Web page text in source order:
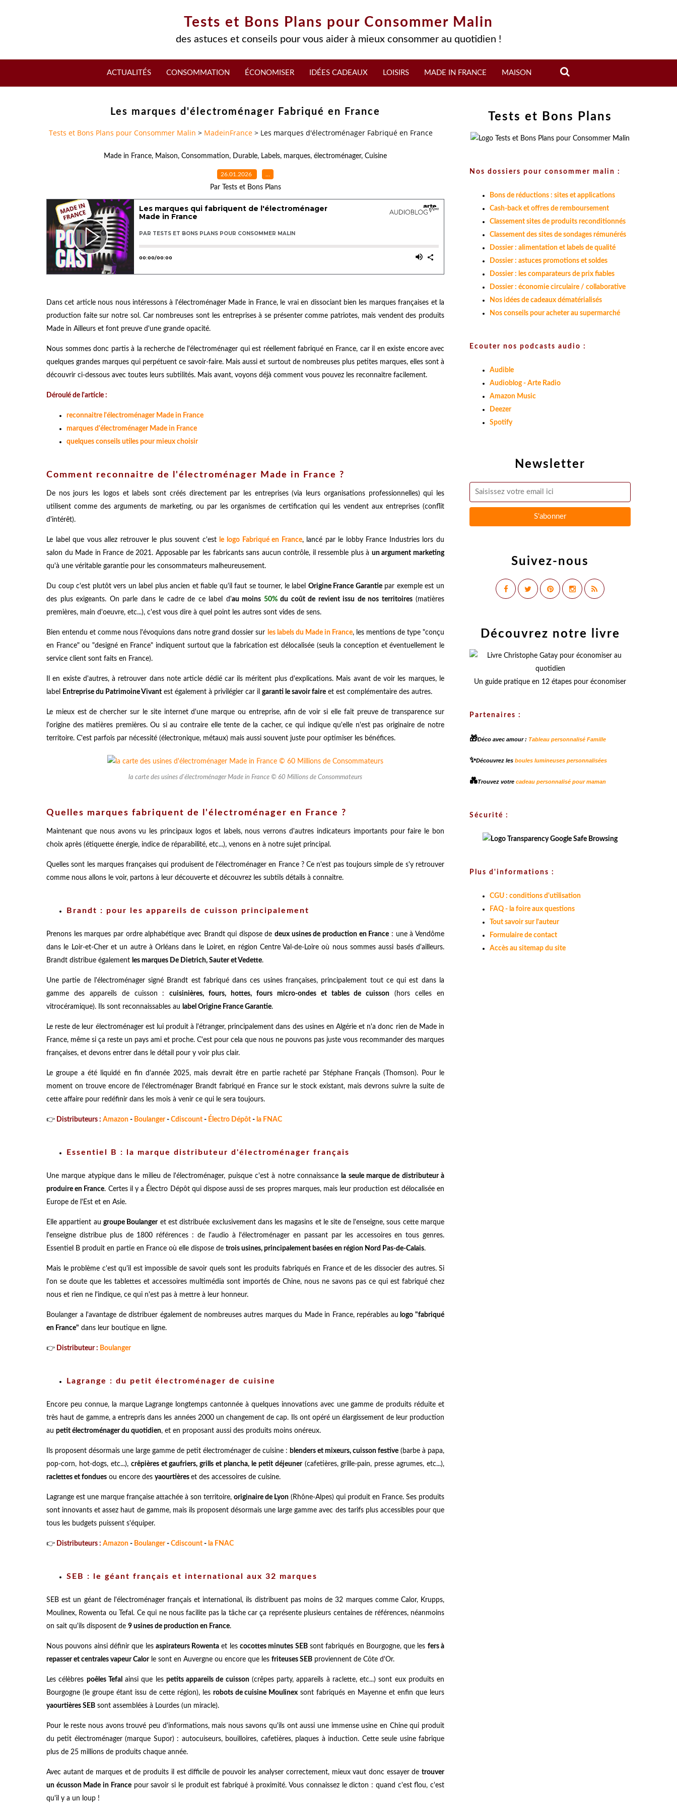
Tests et Bons Plans pour Consommer Malin
des astuces et conseils pour vous aider à mieux consommer au quotidien !
ACTUALITÉS CONSOMMATION ÉCONOMISER IDÉES CADEAUX LOISIRS MADE IN FRANCE MAISON
Les marques d'électroménager Fabriqué en France
Tests et Bons Plans pour Consommer Malin > MadeinFrance > Les marques d'électroménager Fabriqué en France
Made in France, Maison, Consommation, Durable, Labels, marques, électroménager, Cuisine
26.01.2026 …
Par Tests et Bons Plans
Dans cet article nous nous intéressons à l'électroménager Made in France, le vrai en dissociant bien les marques françaises et la
production faite sur notre sol. Car nombreuses sont les entreprises à se présenter comme patriotes, mais vendent des produits
Made in Ailleurs et font preuve d'une grande opacité.
Nous sommes donc partis à la recherche de l'électroménager qui est réellement fabriqué en France, car il en existe encore avec
quelques grandes marques qui perpétuent ce savoir-faire. Mais aussi et surtout de nombreuses plus petites marques, elles sont à
découvrir ci-dessous avec toutes leurs subtilités. Mais avant, voyons déjà comment vous pouvez les reconnaitre facilement.
Déroulé de l'article :
reconnaitre l'électroménager Made in France
marques d'électroménager Made in France
quelques conseils utiles pour mieux choisir
Comment reconnaitre de l'électroménager Made in France ?
De nos jours les logos et labels sont créés directement par les entreprises (via leurs organisations professionnelles) qui les
utilisent comme des arguments de marketing, ou par les organismes de certification qui les vendent aux entreprises (conflit
d'intérêt).
Le label que vous allez retrouver le plus souvent c'est le logo Fabriqué en France, lancé par le lobby France Industries lors du
salon du Made in France de 2021. Apposable par les fabricants sans aucun contrôle, il ressemble plus à un argument marketing
qu'à une véritable garantie pour les consommateurs malheureusement.
Du coup c'est plutôt vers un label plus ancien et fiable qu'il faut se tourner, le label Origine France Garantiepar exemple est un
des plus exigeants. On parle dans le cadre de ce label d'au moins 50%du coût de revient issu de nos territoires(matières
premières, main d'oeuvre, etc...), c'est vous dire à quel point les autres sont vides de sens.
Bien entendu et comme nous l'évoquions dans notre grand dossier sur les labels du Made in France, les mentions de type "conçu
en France" ou "designé en France" indiquent surtout que la fabrication est délocalisée (seuls la conception et éventuellement le
service client sont faits en France).
Il en existe d'autres, à retrouver dans note article dédié car ils méritent plus d'explications. Mais avant de voir les marques, le
label
Entreprise du Patrimoine Vivant est également à privilégier car il garanti le savoir faire et est complémentaire des autres.
Le mieux est de chercher sur le site internet d'une marque ou entreprise, afin de voir si elle fait preuve de transparence sur
l'origine des matières premières. Ou si au contraire elle tente de la cacher, ce qui indique qu'elle n'est pas originaire de notre
territoire. C'est parfois par nécessité (électronique, métaux) mais aussi souvent juste pour optimiser les bénéfices.
la carte des usines d'électroménager Made in France © 60 Millions de Consommateurs
Quelles marques fabriquent de l'électroménager en France ?
Maintenant que nous avons vu les principaux logos et labels, nous verrons d'autres indicateurs importants pour faire le bon
choix après (étiquette énergie, indice de réparabilité, etc...), venons en à notre sujet principal.
Quelles sont les marques françaises qui produisent de l'électroménager en France ? Ce n'est pas toujours simple de s'y retrouver
comme nous allons le voir, partons à leur découverte et découvrez les subtils détails à connaitre.
Brandt : pour les appareils de cuisson principalement
Prenons les marques par ordre alphabétique avec Brandt qui dispose dedeux usines de production en France : une à Vendôme
dans le Loir-et-Cher et un autre à Orléans dans le Loiret, en région Centre Val-de-Loire où nous sommes aussi basés d'ailleurs.
Brandt distribue également les marques De Dietrich, Sauter et Vedette.
Une partie de l'électroménager signé Brandt est fabriqué dans ces usines françaises, principalement tout ce qui est dans la
gamme des appareils de cuisson :cuisinières, fours, hottes, fours micro-ondes et tables de cuisson (hors celles en
vitrocéramique). Ils sont reconnaissables au label Origine France Garantie.
Le reste de leur électroménager est lui produit à l'étranger, principalement dans des usines en Algérie et n'a donc rien de Made in
France, même si ça reste un pays ami et proche. C'est pour cela que nous ne pouvons pas juste vous recommander des marques
françaises, et devons entrer dans le détail pour y voir plus clair.
Le groupe a été liquidé en fin d'année 2025, mais devrait être en partie racheté par Stéphane Français (Thomson). Pour le
moment on trouve encore de l'électroménager Brandt fabriqué en France sur le stock existant, mais devrons suivre la suite de
cette affaire pour redéfinir dans les mois à venir ce qui le sera toujours.
👉 Distributeurs : Amazon - Boulanger- Cdiscount - Électro Dépôt - la FNAC
Essentiel B : la marque distributeur d'électroménager français
Une marque atypique dans le milieu de l'électroménager, puisque c'est à notre connaissance la seule marque de distributeur à
produire en France. Certes il y a Électro Dépôt qui dispose aussi de ses propres marques, mais leur production est délocalisée en
Europe de l'Est et en Asie.
Elle appartient au groupe Boulangeret est distribuée exclusivement dans les magasins et le site de l'enseigne, sous cette marque
l'enseigne distribue plus de 1800 références : de l'audio à l'électroménager en passant par les accessoires en tous genres.
Essentiel B produit en partie en France où elle dispose de trois usines, principalement basées en région Nord Pas-de-Calais.
Mais le problème c'est qu'il est impossible de savoir quels sont les produits fabriqués en France et de les dissocier des autres. Si
l'on se doute que les tablettes et accessoires multimédia sont importés de Chine, nous ne savons pas ce qui est fabriqué chez
nous et rien ne l'indique, ce qui n'est pas à mettre à leur honneur.
Boulanger a l'avantage de distribuer également de nombreuses autres marques du Made in France, repérables au logo "fabriqué
en France" dans leur boutique en ligne.
👉 Distributeur : Boulanger
Lagrange : du petit électroménager de cuisine
Encore peu connue, la marque Lagrange longtemps cantonnée à quelques innovations avec une gamme de produits réduite et
très haut de gamme, a entrepris dans les années 2000 un changement de cap. Ils ont opéré un élargissement de leur production
au petit électroménager du quotidien, et en proposant aussi des produits moins onéreux.
Ils proposent désormais une large gamme de petit électroménager de cuisine : blenders et mixeurs, cuisson festive (barbe à papa,
pop-corn, hot-dogs, etc...), crêpières et gaufriers, grills et plancha, le petit déjeuner(cafetières, grille-pain, presse agrumes, etc...),
raclettes et fondues ou encore des yaourtières et des accessoires de cuisine.
Lagrange est une marque française attachée à son territoire, originaire de Lyon (Rhône-Alpes) qui produit en France. Ses produits
sont innovants et assez haut de gamme, mais ils proposent désormais une large gamme avec des tarifs plus accessibles pour que
tous les budgets puissent s'équiper.
👉 Distributeurs : Amazon - Boulanger- Cdiscount - la FNAC
SEB : le géant français et international aux 32 marques
SEB est un géant de l'électroménager français et international, ils distribuent pas moins de 32 marques comme Calor, Krupps,
Moulinex, Rowenta ou Tefal. Ce qui ne nous facilite pas la tâche car ça représente plusieurs centaines de références, néanmoins
on sait qu'ils disposent de 9 usines de production en France.
Nous pouvons ainsi définir que les aspirateurs Rowenta et lescocottes minutes SEBsont fabriqués en Bourgogne, que les fers à
repasser et centrales vapeur Calorle sont en Auvergne ou encore que les friteuses SEB proviennent de Côte d'Or.
Les célèbres poêles Tefal ainsi que les petits appareils de cuisson(crêpes party, appareils à raclette, etc...) sont eux produits en
Bourgogne (le groupe étant issu de cette région), les robots de cuisine Moulinex sont fabriqués en Mayenne et enfin que leurs
yaourtières SEB sont assemblées à Lourdes (un miracle).
Pour le reste nous avons trouvé peu d'informations, mais nous savons qu'ils ont aussi une immense usine en Chine qui produit
du petit électroménager (marque Supor) : autocuiseurs, bouilloires, cafetières, plaques à induction. Cette seule usine fabrique
plus de 25 millions de produits chaque année.
Avec autant de marques et de produits il est difficile de pouvoir les analyser correctement, mieux vaut donc essayer de trouver
un écusson Made in Francepour savoir si le produit est fabriqué à proximité. Vous connaissez le dicton : quand c'est flou, c'est
qu'il y a un loup !
Newsletter
Suivez-nous
Tests et Bons Plans
Nos dossiers pour consommer malin :
Bons de réductions : sites et applications
Cash-back et offres de remboursement
Classement sites de produits reconditionnés
Classement des sites de sondages rémunérés
Dossier : alimentation et labels de qualité
Dossier : astuces promotions et soldes
Dossier : les comparateurs de prix fiables
Dossier : économie circulaire / collaborative
Nos idées de cadeaux dématérialisés
Nos conseils pour acheter au supermarché
Ecouter nos podcasts audio :
Audible
Audioblog - Arte Radio
Amazon Music
Deezer
Spotify
Découvrez notre livre
Un guide pratique en 12 étapes pour économiser
Partenaires :
🎁Déco avec amour : Tableau personnalisé Famille
✨Découvrez les boules lumineuses personnalisées
💑Trouvez votre cadeau personnalisé pour maman
Sécurité :
Plus d'informations :
CGU : conditions d'utilisation
FAQ - la foire aux questions
Tout savoir sur l'auteur
Formulaire de contact
Accès au sitemap du site